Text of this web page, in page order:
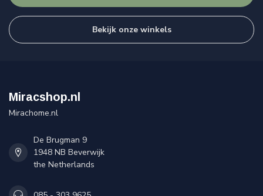
Bekijk onze winkels
Miracshop.nl
Mirachome.nl
De Brugman 9
1948 NB Beverwijk
the Netherlands